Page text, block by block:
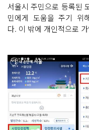
서울시 주민으로 등록된
민에게 도움을 주기 위
다. 이 밖에 개인적으로